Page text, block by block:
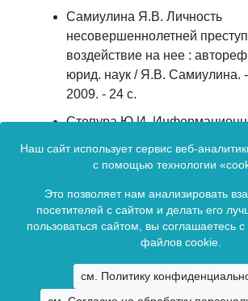
Самиулина Я.В. Личность
несовершеннолетней
воздействие на нее :
юрид. наук / Я.В. Самиулина.
2009. - 24 с.
Степура Ю.И.
предупреждении
муниципальное право. -
56-61.
Наш сайт использует сервис веб-
с помощью технологии
Это позволяет нам анализировать
посетителей с сайтом и делать его
пользоваться сайтом, вы соглашаетесь
файлов cookie.
см. Политику
Зарегистрирован в Федеральной службе по
информационных технологий и массовых